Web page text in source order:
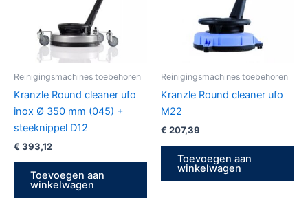
Reinigingsmachines toebehoren
Kranzle Round cleaner ufo
inox Ø 350 mm (045) +
steeknippel D12
€ 393,12
Toevoegen aan
winkelwagen
Reinigingsmachines toebehoren
Kranzle Round cleaner ufo
M22
€ 207,39
Toevoegen aan
winkelwagen